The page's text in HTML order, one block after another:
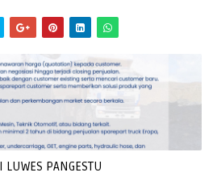
PANGESTU